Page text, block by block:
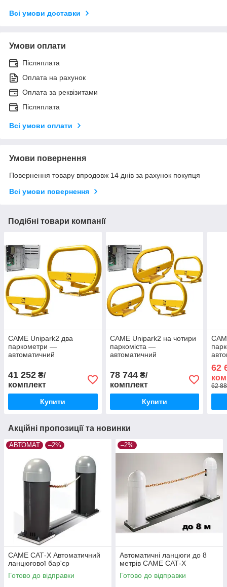
Всі умови доставки
Умови оплати
Післяплата
Оплата на рахунок
Оплата за реквізитами
Післяплата
Всі умови оплати
Умови повернення
Повернення товару впродовж 14 днів за рахунок покупця
Всі умови повернення
Подібні товари компанії
CAME Unipark2 два
паркометри —
автоматичний
комплект Unip
41 252 ₴/
комплект
Купити
CAME Unipark2 на чотири
паркоміста —
автоматичний
комплект Unip
78 744₴/
комплект
Купити
62
62
Акційні пропозиції та новинки
АВТОМАТ –2%
CAME САТ-X Автоматичний
ланцюгової бар'єр
Готово до відправки
–2%
Автоматичні ланцюги до 8
метрів CAME САТ-X
Готово до відправки